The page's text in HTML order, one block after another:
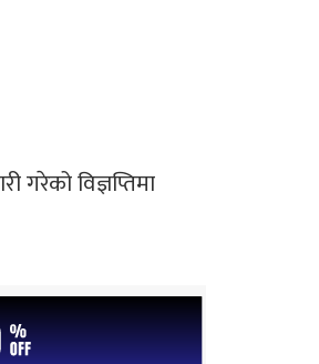
गरेको विज्ञप्तिमा